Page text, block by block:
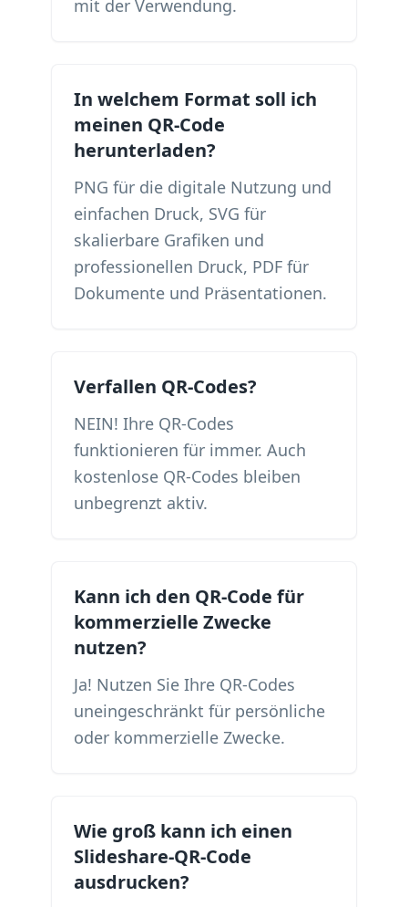
mit der Verwendung.
In welchem ​​Format soll ich
meinen QR-Code
herunterladen?
PNG für die digitale Nutzung und
einfachen Druck, SVG für
skalierbare Grafiken und
professionellen Druck, PDF für
Dokumente und Präsentationen.
Verfallen QR-Codes?
NEIN! Ihre QR-Codes
funktionieren für immer. Auch
kostenlose QR-Codes bleiben
unbegrenzt aktiv.
Kann ich den QR-Code für
kommerzielle Zwecke
nutzen?
Ja! Nutzen Sie Ihre QR-Codes
uneingeschränkt für persönliche
oder kommerzielle Zwecke.
Wie groß kann ich einen
Slideshare-QR-Code
ausdrucken?